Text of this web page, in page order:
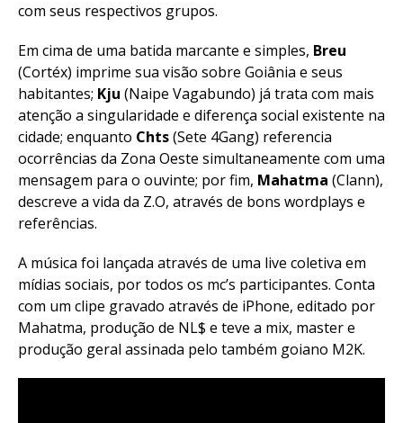
com seus respectivos grupos.
Em cima de uma batida marcante e simples, Breu
(Cortéx) imprime sua visão sobre Goiânia e seus
habitantes; Kju (Naipe Vagabundo) já trata com mais
atenção a singularidade e diferença social existente na
cidade; enquanto Chts(Sete 4Gang) referencia
ocorrências da Zona Oeste simultaneamente com uma
mensagem para o ouvinte; por fim, Mahatma (Clann),
descreve a vida da Z.O, através de bons wordplays e
referências.
A música foi lançada através de uma live coletiva em
mídias sociais, por todos os mc’s participantes. Conta
com um clipe gravado através de iPhone, editado por
Mahatma, produção de NL$ e teve a mix, master e
produção geral assinada pelo também goiano M2K.